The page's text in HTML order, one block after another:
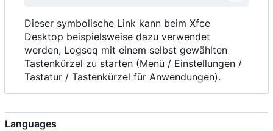
Dieser symbolische Link kann beim Xfce
Desktop beispielsweise dazu verwendet
werden, Logseq mit einem selbst gewählten
Tastenkürzel zu starten (Menü / Einstellungen /
Tastatur / Tastenkürzel für Anwendungen).
Languages